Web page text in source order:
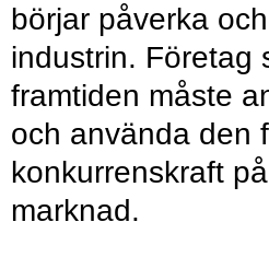
börjar påverka
industrin. Företag
framtiden måste
och använda den
konkurrenskraft
marknad.